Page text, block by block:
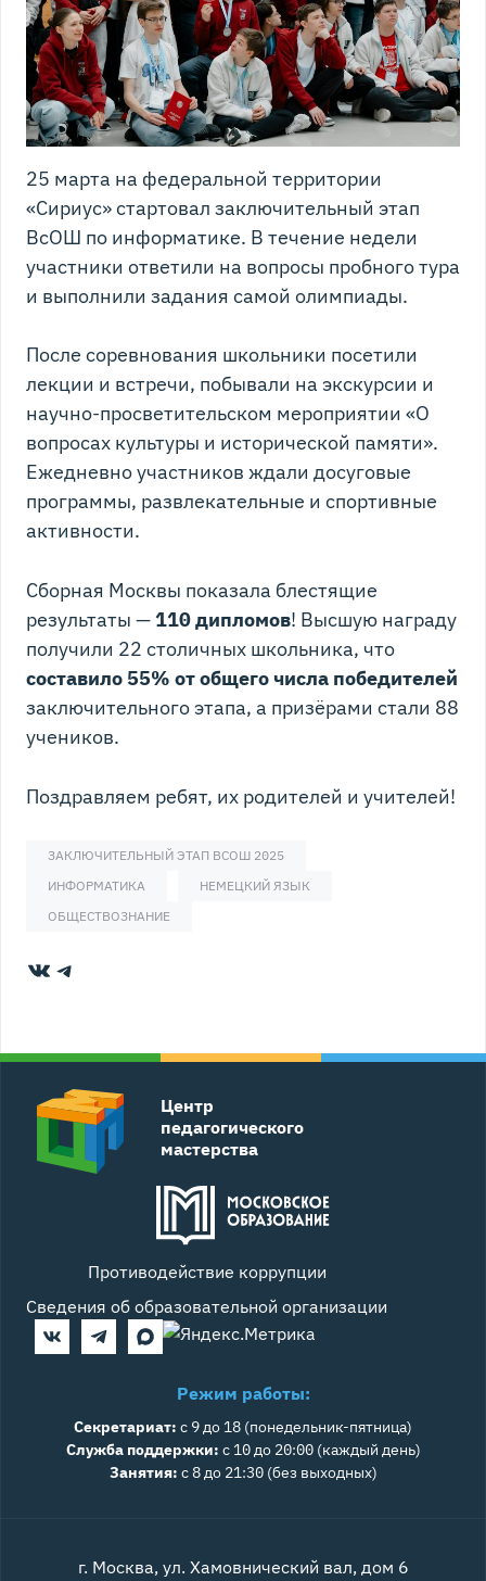
25 марта на федеральной территории
«Сириус» стартовал заключительный этап
ВсОШ по информатике. В течение недели
участники ответили на вопросы пробного тура
и выполнили задания самой олимпиады.
После соревнования школьники посетили
лекции и встречи, побывали на экскурсии и
научно-просветительском мероприятии «О
вопросах культуры и исторической памяти».
Ежедневно участников ждали досуговые
программы, развлекательные и спортивные
активности.
Сборная Москвы показала блестящие
результаты —110 дипломов! Высшую награду
получили 22 столичных школьника, что
составило 55% от общего числа победителей
заключительного этапа, а призёрами стали 88
учеников.
Поздравляем ребят, их родителей и учителей!
ЗАКЛЮЧИТЕЛЬНЫЙ ЭТАП ВСОШ 2025
ИНФОРМАТИКА
НЕМЕЦКИЙ ЯЗЫК
ОБЩЕСТВОЗНАНИЕ
ВКонтакте
Telegram
Центр
педагогического
мастерства
Противодействие коррупции
Сведения об образовательной организации
Режим работы:
Секретариат: с 9 до 18 (понедельник-пятница)
Служба поддержки: с 10 до 20:00 (каждый день)
Занятия: с 8 до 21:30 (без выходных)
г. Москва, ул. Хамовнический вал, дом 6